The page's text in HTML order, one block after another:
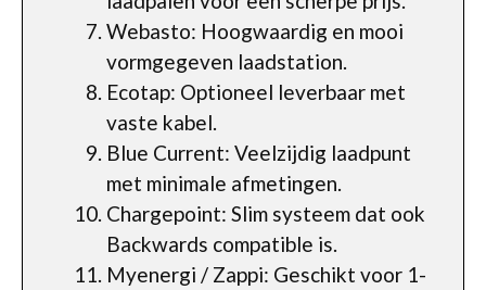
Webasto: Hoogwaardig en mooi
vormgegeven laadstation.
Ecotap: Optioneel leverbaar met
vaste kabel.
Blue Current: Veelzijdig laadpunt
met minimale afmetingen.
Chargepoint: Slim systeem dat ook
Backwards compatible is.
Myenergi / Zappi: Geschikt voor 1-